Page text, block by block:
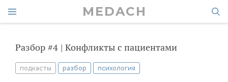
MEDACH
Разбор #4 | Конфликты с пациентами
подкасты разбор психология